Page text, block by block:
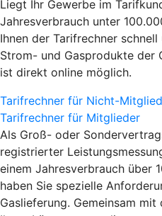
Liegt Ihr Gewerbe im
Jahresverbrauch unter
Ihnen der Tarifrechner
Strom- und Gasprodukte der
ist direkt online möglich.
Tarifrechner für Nicht-
Tarifrechner für Mitglieder
Als Groß- oder
registrierter
einem Jahresverbrauch über
haben Sie spezielle
Gaslieferung. Gemeinsam